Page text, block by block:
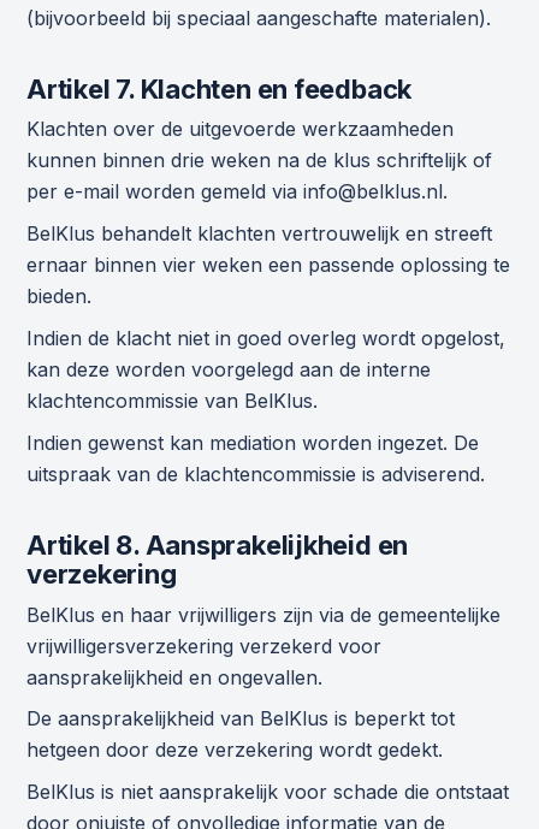
(bijvoorbeeld bij speciaal aangeschafte materialen).
Artikel 7. Klachten en feedback
Klachten over de uitgevoerde werkzaamheden
kunnen binnen drie weken na de klus schriftelijk of
per e-mail worden gemeld via info@belklus.nl.
BelKlus behandelt klachten vertrouwelijk en streeft
ernaar binnen vier weken een passende oplossing te
bieden.
Indien de klacht niet in goed overleg wordt opgelost,
kan deze worden voorgelegd aan de interne
klachtencommissie van BelKlus.
Indien gewenst kan mediation worden ingezet. De
uitspraak van de klachtencommissie is adviserend.
Artikel 8. Aansprakelijkheid en
verzekering
BelKlus en haar vrijwilligers zijn via de gemeentelijke
vrijwilligersverzekering verzekerd voor
aansprakelijkheid en ongevallen.
De aansprakelijkheid van BelKlus is beperkt tot
hetgeen door deze verzekering wordt gedekt.
BelKlus is niet aansprakelijk voor schade die ontstaat
door onjuiste of onvolledige informatie van de